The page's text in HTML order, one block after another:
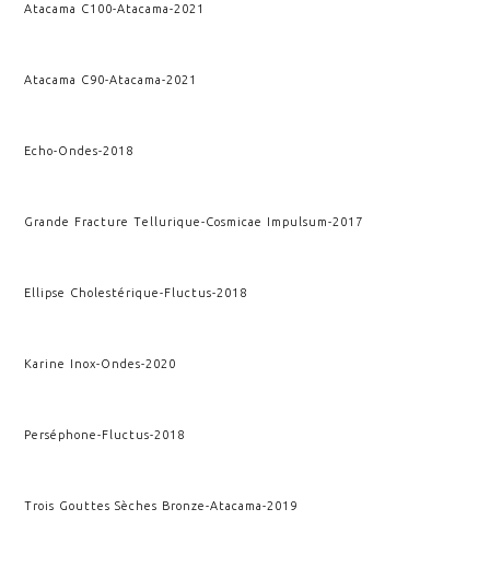
Atacama C100-Atacama-2021
Atacama C90-Atacama-2021
Echo-Ondes-2018
Grande Fracture Tellurique-Cosmicae Impulsum-2017
Ellipse Cholestérique-Fluctus-2018
Karine Inox-Ondes-2020
Perséphone-Fluctus-2018
Trois Gouttes Sèches Bronze-Atacama-2019